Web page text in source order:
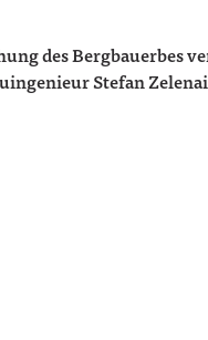
des Bergbauerbes
Stefan